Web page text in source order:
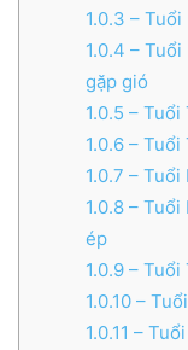
1.0.3 – Tuổi
1.0.4 – Tuổi
gặp gió
1.0.5 – Tuổi
1.0.6 – Tuổi
1.0.7 – Tuổi
1.0.8 – Tuổi
ép
1.0.9 – Tuổi
1.0.10 –
1.0.11 –